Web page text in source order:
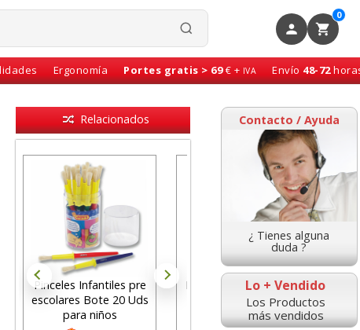
0
Ergonomía Portes gratis > 69€ + IVA Envío 48-72
Contacto / Ayuda
¿ Tienes alguna
duda ?
Lo + Vendido
Los Productos
más vendidos
Relacionados
Pinceles Infantiles pre
escolares Bote 20 Uds
para niños
Pinceles escolares Jovi
Blister numeros
0,4,6,8,12